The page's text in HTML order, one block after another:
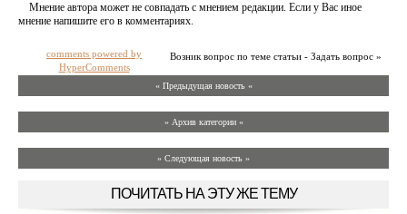
Мнение автора может не совпадать с мнением редакции. Если у Вас иное
мнение напишите его в комментариях.
Возник вопрос по теме статьи - Задать вопрос »
comments powered by
HyperComments
« Предыдущая новость «
» Архив категории «
» Следующая новость »
ПОЧИТАТЬ НА ЭТУ ЖЕ ТЕМУ